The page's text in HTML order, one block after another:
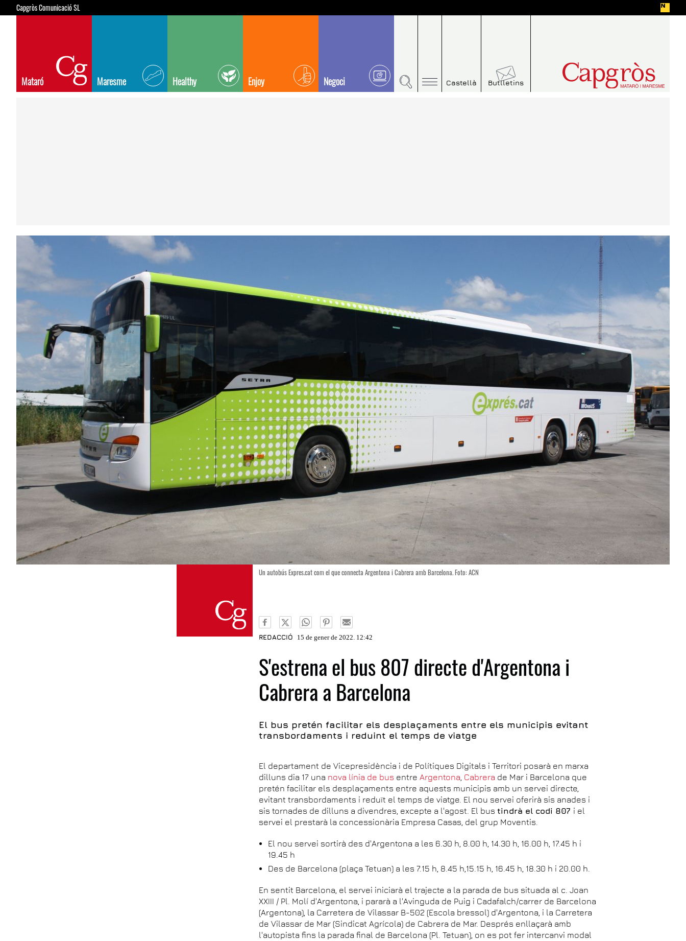
Capgròs Comunicació SL
Mataró Maresme Healthy Enjoy Negoci Castellà Butlletins
Un autobús Expres.cat com el que connecta Argentona i Cabrera amb Barcelona. Foto: ACN
REDACCIÓ 15 de gener de 2022. 12:42
S'estrena el bus 807 directe d'Argentona i
Cabrera a Barcelona
El bus pretén facilitar els desplaçaments entre els municipis evitant
transbordaments i reduint el temps de viatge
El departament de Vicepresidència i de Polítiques Digitals i Territori posarà en marxa
dilluns dia 17 una nova línia de bus entreArgentona Cabrera de Mar i Barcelona que
pretén facilitar els desplaçaments entre aquests municipis amb un servei directe,
evitant transbordaments i reduït el temps de viatge. El nou servei oferirà sis anades i
sis tornades de dilluns a divendres, excepte a l'agost. El bustindrà el codi 807 i el
servei el prestarà la concessionària Empresa Casas, del grup Moventis.
El nou servei sortirà des d'Argentona a les 6.30 h, 8.00 h, 14.30 h, 16.00 h, 17.45 h i
19.45 h
Des de Barcelona (plaça Tetuan) a les 7.15 h, 8.45 h,15.15 h, 16.45 h, 18.30 h i 20.00 h.
En sentit Barcelona, el servei iniciarà el trajecte a la parada de bus situada al c. Joan
XXIII / Pl. Molí d'Argentona, i pararà a l'Avinguda de Puig i Cadafalch/carrer de Barcelona
(Argentona), la Carretera de Vilassar B-502 (Escola bressol) d'Argentona, i la Carretera
de Vilassar de Mar (Sindicat Agrícola) de Cabrera de Mar. Després enllaçarà amb
l'autopista fins la parada final de Barcelona (Pl. Tetuan), on es pot fer intercanvi modal